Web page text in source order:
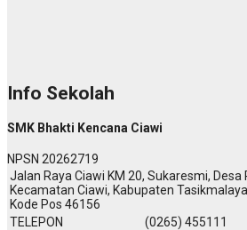
Info Sekolah
SMK Bhakti Kencana Ciawi
NPSN 20262719
Jalan Raya Ciawi KM 20, Sukaresmi,
Kecamatan Ciawi, Kabupaten
Kode Pos 46156
TELEPON
(0265) 455111